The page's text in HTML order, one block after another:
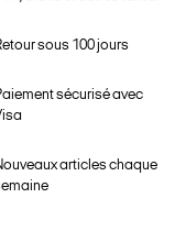
sous 100 jours
sécurisé avec
articles chaque